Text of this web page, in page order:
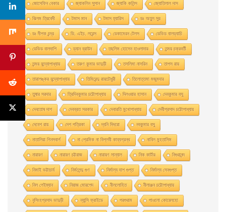
জোসেফিন বেকার জ্যাকলিন সুসান জ্যাকি কলিন্স জ্যোতিলাল দাস
ঝিলম ত্রিবেদী টমাস মান টমাস হ্যারিস ডঃ অতুল সুর
ডঃ দীপক চন্দ্র ডি. এইচ. লরেন্স ডেকামেরন টেলস ডেভিড বালড্যাচি
ডেভিড বালদাশি ড্যান ব্রাউন তছলিম হোসেন হাওলাদার তন্ময় চক্রবর্তী
তন্ময় বন্দ্যোপাধ্যায় তরুণ কুমার ভাদুড়ী তসলিমা নাসরিন তাপস রায়
তারাশঙ্কর বন্দ্যোপাধ্যায় তিমিরেন্দু রায়চৌধুরী তিলোত্তমা মজুমদার
তুষার সরদার ত্রিদিবকুমার চট্টোপাধ্যায় দিলওয়ার হাসান দেবকুমার বসু
দেবতোষ দাশ দেবব্রত সরকার দেবারতি মুখােপাধ্যায় দেবীপ্রসাদ চট্টোপাধ্যায়
দেবেশ রায় দেশ পত্রিকা দ্যনি দিদরো নবকুমার বসু
নাতালিয়া গিনসবার্গ না প্রেমিক না বিপ্লবী কাব্যগ্রন্থ নাবিল মুহতাসিম
নারায়ণ নারায়ণ চট্টরাজ নারায়ণ সান্যাল নিক কার্টার নিগুরানন্দ
নিমাই ভট্টাচার্য নির্মলেন্দু গুণ নির্মাল্য দাশ গুপ্ত নির্মাল্য সেনগুপ্ত
নিল গেইম্যান নিয়াজ মোরশেদ নীললােহিত নীলাঞ্জন চট্টোপাধ্যায়
নৃসিংহপ্রসাদ ভাদুড়ী ন্যান্সি ফ্রাইডে পরশুরাম পাওলাে কোয়েলহাে